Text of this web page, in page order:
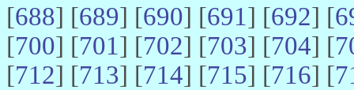
[688] [689] [690] [691] [692] [
[700] [701] [702] [703] [704] [
[712] [713] [714] [715] [716] [